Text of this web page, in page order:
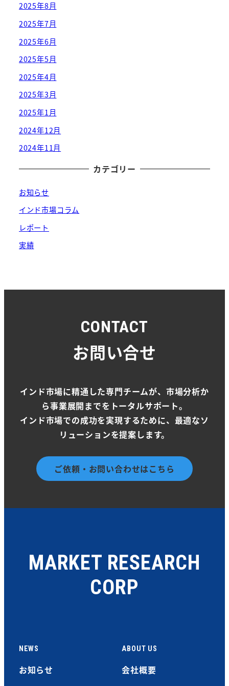
2025年8月
2025年7月
2025年6月
2025年5月
2025年4月
2025年3月
2025年1月
2024年12月
2024年11月
カテゴリー
お知らせ
インド市場コラム
レポート
実績
CONTACT
お問い合せ
インド市場に精通した専門チームが、市場分析か
ら事業展開までをトータルサポート。
インド市場での成功を実現するために、最適なソ
リューションを提案します。
ご依頼・お問い合わせはこちら
MARKET RESEARCH
CORP
NEWS
お知らせ
ABOUT US
会社概要